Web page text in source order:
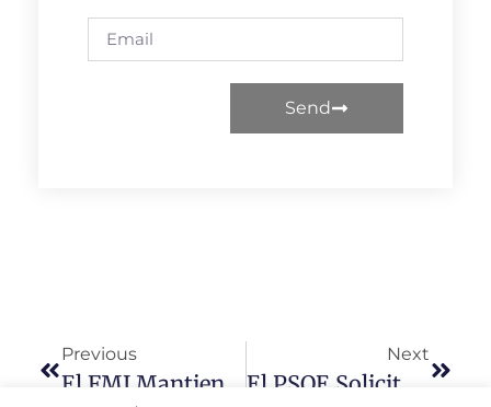
Send
Previous Next
El PSOE Solicita A La Junta La Instalación De Refugios Para La Espera Del Autobús En Más De Una Veintena De Pueblos De Salamanca